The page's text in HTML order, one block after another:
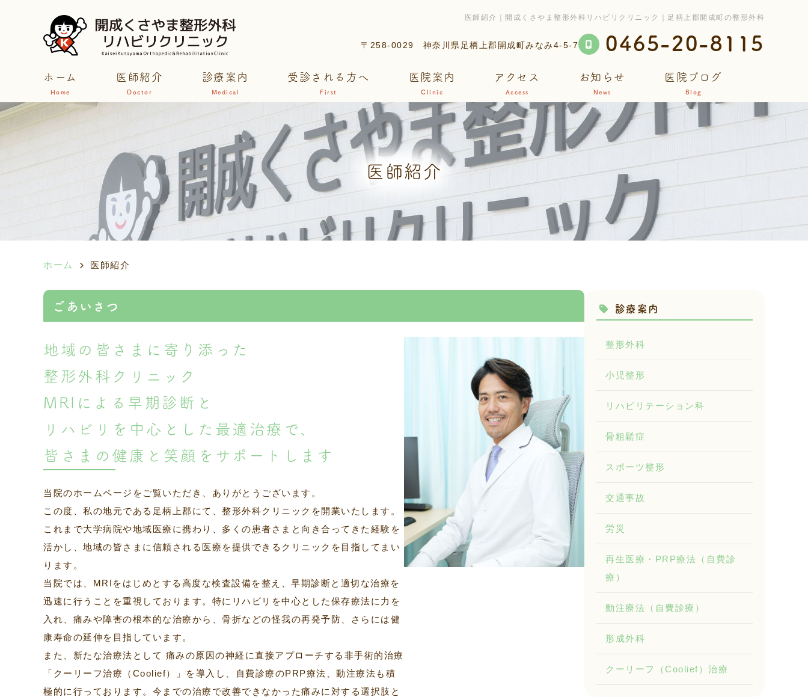
医師紹介｜開成くさやま整形外科リハビリクリニック｜足柄上郡開成町の整形外科
〒258-0029 神奈川県足柄上郡開成町みなみ4-5-7 0465-20-8115
ホーム
Home
医師紹介
Doctor
診療案内
Medical
受診される方へ
First
医院案内
Clinic
アクセス
Access
お知らせ
News
医院ブログ
Blog
医師紹介
ホーム 医師紹介
ごあいさつ
地域の皆さまに寄り添った
整形外科クリニック
MRIによる早期診断と
リハビリを中心とした最適治療で、
皆さまの健康と笑顔をサポートします
当院のホームページをご覧いただき、ありがとうございます。
この度、私の地元である足柄上郡にて、整形外科クリニックを開業いたします。
これまで大学病院や地域医療に携わり、多くの患者さまと向き合ってきた経験を
活かし、地域の皆さまに信頼される医療を提供できるクリニックを目指してまい
ります。
当院では、MRIをはじめとする高度な検査設備を整え、早期診断と適切な治療を
迅速に行うことを重視しております。特にリハビリを中心とした保存療法に力を
入れ、痛みや障害の根本的な治療から、骨折などの怪我の再発予防、さらには健
康寿命の延伸を目指しています。
また、新たな治療法として 痛みの原因の神経に直接アプローチする非手術的治療
「クーリーフ治療（Coolief）」を導入し、自費診療のPRP療法、動注療法も積
極的に行っております。今までの治療で改善できなかった痛みに対する選択肢と
診療案内
整形外科
小児整形
リハビリテーション科
骨粗鬆症
スポーツ整形
交通事故
労災
再生医療・PRP療法（自費診
療）
動注療法（自費診療）
形成外科
クーリーフ（Coolief）治療